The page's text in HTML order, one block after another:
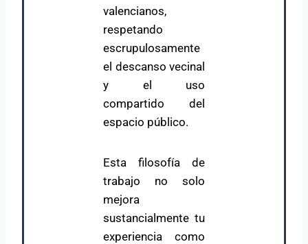
valencianos,
respetando
escrupulosamente
el descanso vecinal
y el uso
compartido del
espacio público.
Esta filosofía de
trabajo no solo
mejora
sustancialmente tu
experiencia como